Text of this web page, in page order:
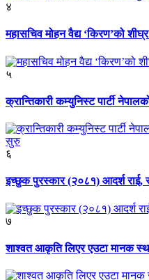
४
महासचिव मोहन वैद्य ‘किरण’को
५
क्रान्तिकारी कम्युनिस्ट पार्टी
६
इच्छुक पुरस्कार (२०८१) आदर्श
७
शाश्वत आकृति लिएर एउटा मानक